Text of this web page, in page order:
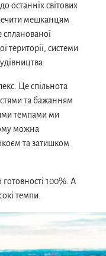
останніх світових
мешканцям
території, системи
Це спільнота
та бажанням
темпами ми
можна
та затишком
100%. А
темпи.